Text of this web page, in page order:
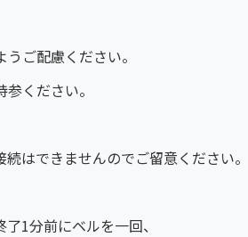
ご配慮ください。
ください。
はできませんのでご留意ください。
1分前にベルを一回、